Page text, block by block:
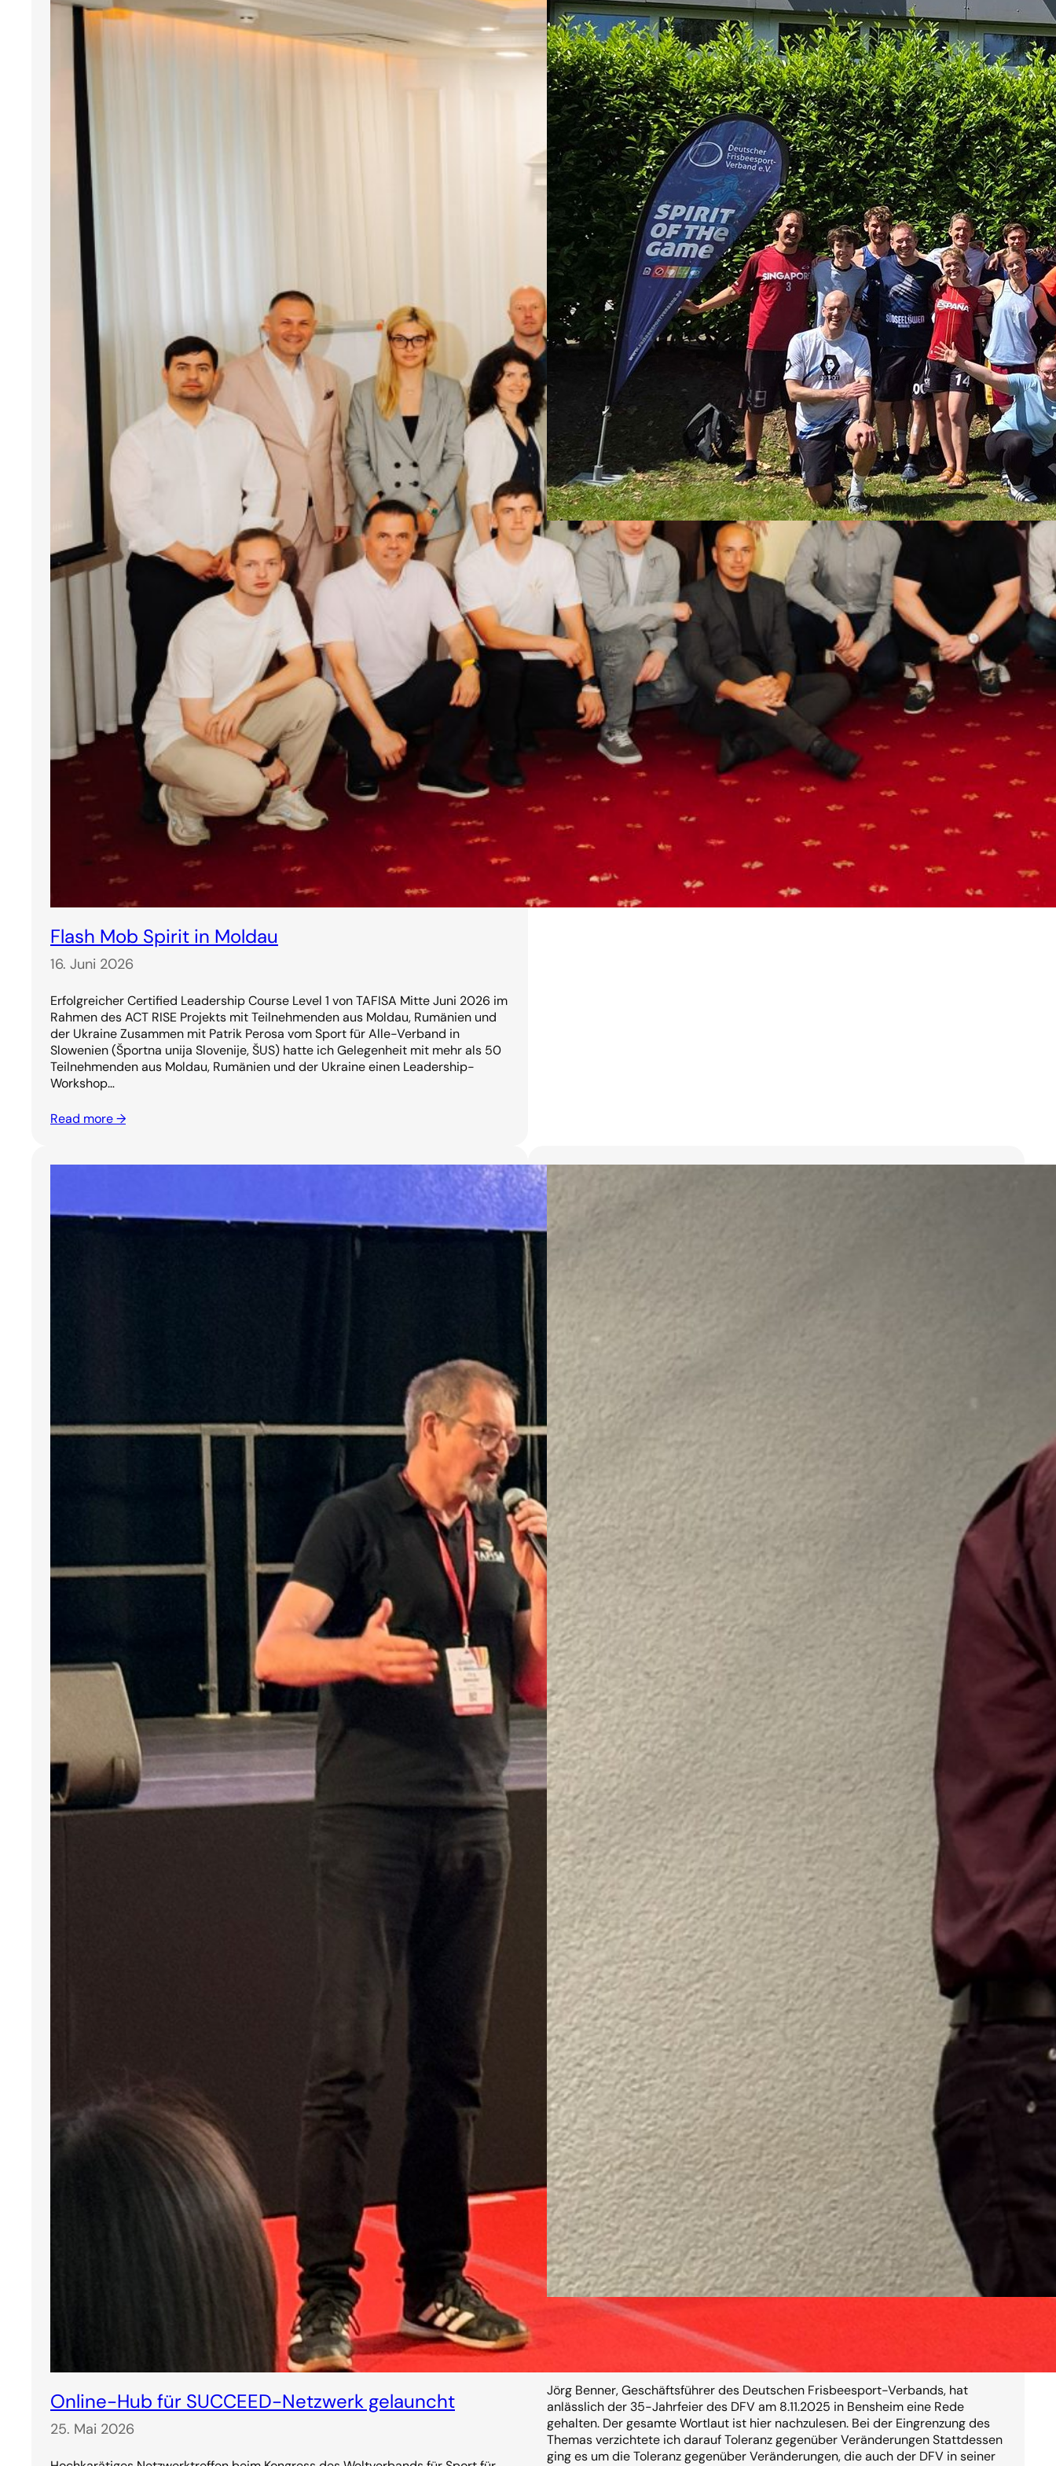
Flash Mob Spirit in Moldau
16. Juni 2026
Erfolgreicher Certified Leadership Course Level 1 von TAFISA Mitte Juni 2026 im
Rahmen des ACT RISE Projekts mit Teilnehmenden aus Moldau, Rumänien und
der Ukraine Zusammen mit Patrik Perosa vom Sport für Alle-Verband in
Slowenien (Športna unija Slovenije, ŠUS) hatte ich Gelegenheit mit mehr als 50
Teilnehmenden aus Moldau, Rumänien und der Ukraine einen Leadership-
Workshop…
Read more →
Auftakt zu erneuerten Spirit-Workshops
26. Mai 2026
Einladung des Ultimate-Teams RotPot vom MTV Braunschweig zum Workshop
nach Verden Am Samstag 23. Mai 2026 konnte ich in der Jugendherberge
Verden mit dem Braunschweiger Ultimate-Team RotPot einen Spirit-Workshop
halten, der den Auftakt zu einer neuen Angebotsreihe darstellt. Je Workshop
werden nach vorheriger Absprache nur zwei der fünf Kompetenzbereiche des
Ultimate Spirits behandelt. In diesem…
Read more →
Online-Hub für SUCCEED-Netzwerk gelauncht
25. Mai 2026
Was bedeutet uns der Spirit?
Jörg Benner, Geschäftsführer des Deutschen Frisbeesport-Verbands, hat
anlässlich der 35-Jahrfeier des DFV am 8.11.2025 in Bensheim eine Rede
gehalten. Der gesamte Wortlaut ist hier nachzulesen. Bei der Eingrenzung des
Themas verzichtete ich darauf Toleranz gegenüber Veränderungen Stattdessen
ging es um die Toleranz gegenüber Veränderungen, die auch der DFV in seiner